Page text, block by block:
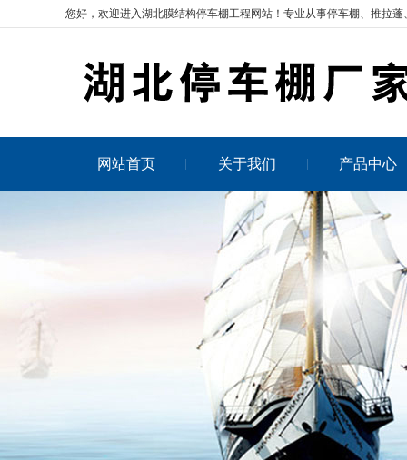
您好，欢迎进入湖北膜结构停车棚工程网站！专业从事停车棚、推拉蓬
网站首页 关于我们 产品中心